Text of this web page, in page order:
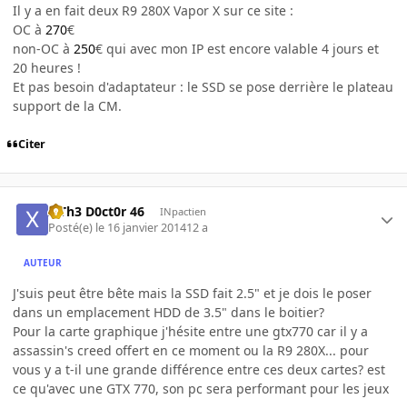
Il y a en fait deux R9 280X Vapor X sur ce site :
OC à 270€
non-OC à 250€ qui avec mon IP est encore valable 4 jours et
20 heures !
Et pas besoin d'adaptateur : le SSD se pose derrière le plateau
support de la CM.
Citer
x Th3 D0ct0r 46 INpactien
Posté(e) le 16 janvier 201412 a
AUTEUR
J'suis peut être bête mais la SSD fait 2.5" et je dois le poser
dans un emplacement HDD de 3.5" dans le boitier?
Pour la carte graphique j'hésite entre une gtx770 car il y a
assassin's creed offert en ce moment ou la R9 280X... pour
vous y a t-il une grande différence entre ces deux cartes? est
ce qu'avec une GTX 770, son pc sera performant pour les jeux